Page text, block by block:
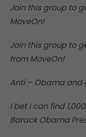
Join this group to
MoveOn!
Join this group to
from MoveOn!
Anti – Obama and
I bet I can find
Barack Obama